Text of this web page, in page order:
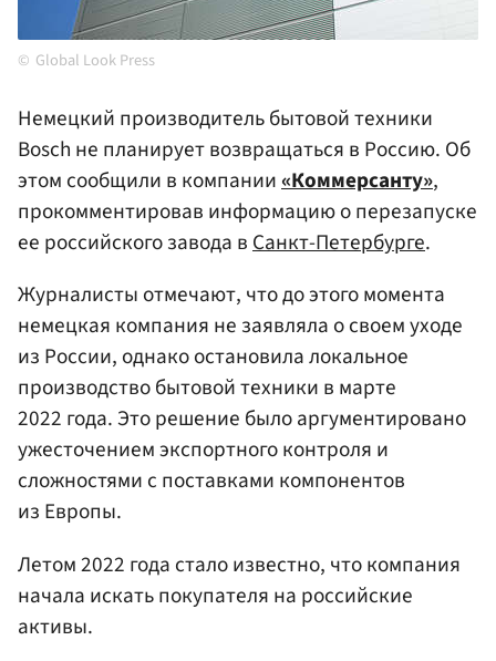
Global Look Press
Немецкий производитель бытовой техники
Bosch не планирует возвращаться в Россию. Об
этом сообщили в компании«Коммерсанту»,
прокомментировав информацию о перезапуске
ее российского завода вСанкт-Петербурге.
Журналисты отмечают, что до этого момента
немецкая компания не заявляла о своем уходе
из России, однако остановила локальное
производство бытовой техники в марте
2022 года. Это решение было аргументировано
ужесточением экспортного контроля и
сложностями с поставками компонентов
из Европы.
Летом 2022 года стало известно, что компания
начала искать покупателя на российские
активы.